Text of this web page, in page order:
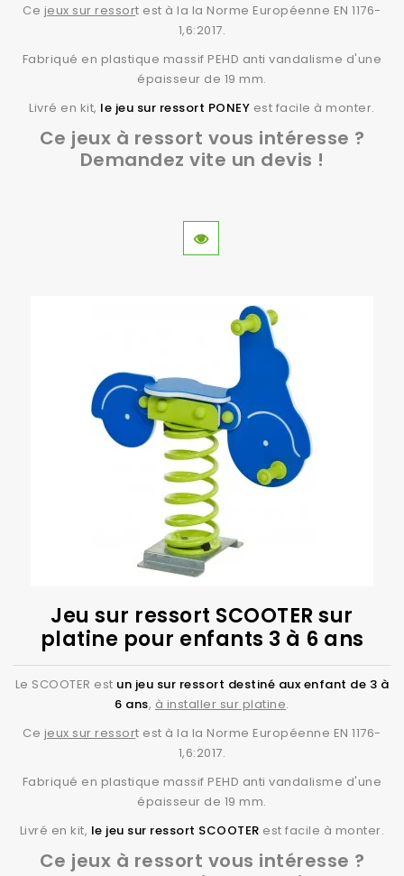
Ce jeux sur ressort est à la la Norme Européenne EN 1176-
1,6:2017.
Fabriqué en plastique massif PEHD anti vandalisme d'une
épaisseur de 19 mm.
Livré en kit, le jeu sur ressort PONEY est facile à monter.
Ce jeux à ressort vous intéresse ?
Demandez vite un devis !
Jeu sur ressort SCOOTER sur
platine pour enfants 3 à 6 ans
Le SCOOTER est un jeu sur ressort destiné aux enfant de 3 à
6 ans, à installer sur platine.
Ce jeux sur ressort est à la la Norme Européenne EN 1176-
1,6:2017.
Fabriqué en plastique massif PEHD anti vandalisme d'une
épaisseur de 19 mm.
Livré en kit, le jeu sur ressort SCOOTER est facile à monter.
Ce jeux à ressort vous intéresse ?